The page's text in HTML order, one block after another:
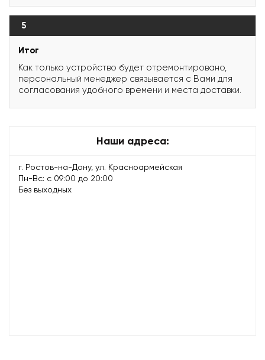
5
Итог
Как только устройство будет отремонтировано,
персональный менеджер связывается с Вами для
согласования удобного времени и места доставки.
Наши адреса:
г. Ростов-на-Дону, ул. Красноармейская
Пн-Вс: с 09:00 до 20:00
Без выходных